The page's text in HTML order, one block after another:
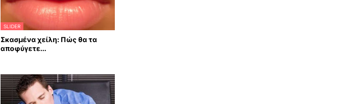
SLIDER
Σκασμένα χείλη: Πώς θα τα
αποφύγετε...